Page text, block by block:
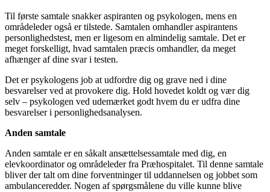
Til første samtale snakker aspiranten og psykologen, mens en
områdeleder også er tilstede. Samtalen omhandler aspirantens
personlighedstest, men er ligesom en almindelig samtale. Det er
meget forskelligt, hvad samtalen præcis omhandler, da meget
afhænger af dine svar i testen.
Det er psykologens job at udfordre dig og grave ned i dine
besvarelser ved at provokere dig. Hold hovedet koldt og vær dig
selv – psykologen ved udemærket godt hvem du er udfra dine
besvarelser i personlighedsanalysen.
Anden samtale
Anden samtale er en såkalt ansættelsessamtale med dig, en
elevkoordinator og områdeleder fra Præhospitalet. Til denne samtale
bliver der talt om dine forventninger til uddannelsen og jobbet som
ambulanceredder. Nogen af spørgsmålene du ville kunne blive